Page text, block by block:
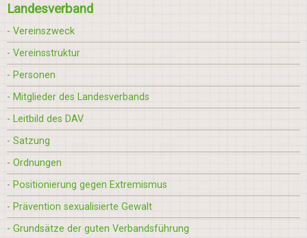
Landesverband
- Vereinszweck
- Vereinsstruktur
- Personen
- Mitglieder des Landesverbands
- Leitbild des DAV
- Satzung
- Ordnungen
- Positionierung gegen Extremismus
- Prävention sexualisierte Gewalt
- Grundsätze der guten Verbandsführung